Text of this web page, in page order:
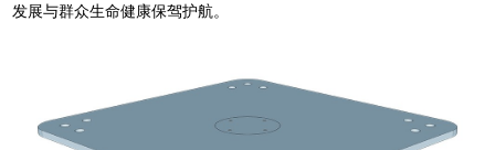
发展与群众生命健康保驾护航。